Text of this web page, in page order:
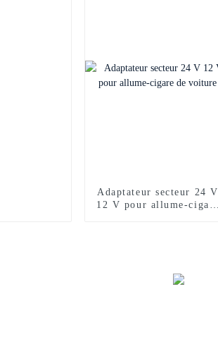
Adaptateur secteur 24 V
12 V pour allume-cigare